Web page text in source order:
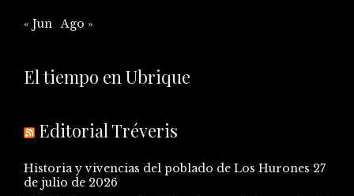
« Jun Ago »
El tiempo en Ubrique
Editorial Tréveris
Historia y vivencias del poblado de Los Hurones 27
de julio de 2026